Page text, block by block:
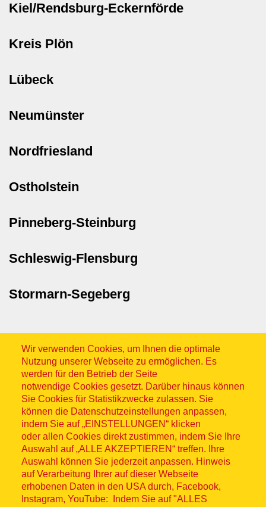
Kiel/Rendsburg-Eckernförde
Kreis Plön
Lübeck
Neumünster
Nordfriesland
Ostholstein
Pinneberg-Steinburg
Schleswig-Flensburg
Stormarn-Segeberg
Wir verwenden Cookies, um Ihnen die optimale
Nutzung unserer Webseite zu ermöglichen. Es
werden für den Betrieb der Seite
notwendige Cookies gesetzt. Darüber hinaus können
Sie Cookies für Statistikzwecke zulassen. Sie
können die Datenschutzeinstellungen anpassen,
indem Sie auf „EINSTELLUNGEN“ klicken
oder allen Cookies direkt zustimmen, indem Sie Ihre
Auswahl auf „ALLE AKZEPTIEREN“ treffen. Ihre
Auswahl können Sie jederzeit anpassen. Hinweis
auf Verarbeitung Ihrer auf dieser Webseite
erhobenen Daten in den USA durch, Facebook,
Instagram, YouTube: Indem Sie auf "ALLES
Sitemap
© ASB 2026
Fußzeilenmenü
Impressum